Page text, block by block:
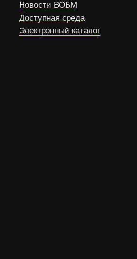
Новости ВОБМ
Доступная среда
Электронный каталог